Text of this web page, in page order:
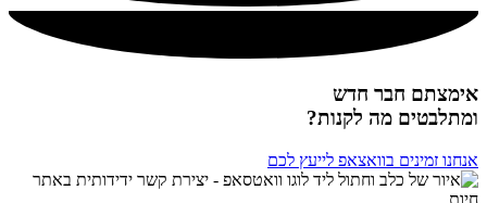
אימצתם חבר חדש
ומתלבטים מה לקנות?
אנחנו זמינים בוואצאפ לייעץ לכם